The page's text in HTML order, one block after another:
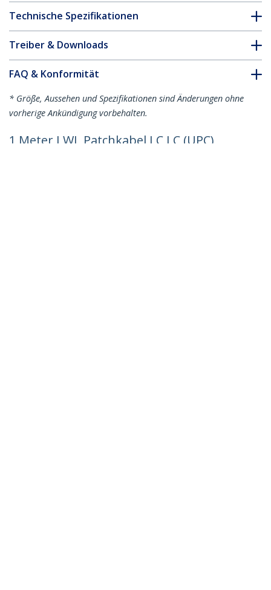
Technische Spezifikationen
Treiber & Downloads
FAQ & Konformität
* Größe, Aussehen und Spezifikationen sind Änderungen ohne
vorherige Ankündigung vorbehalten.
1 Meter LWL Patchkabel LC LC (UPC)